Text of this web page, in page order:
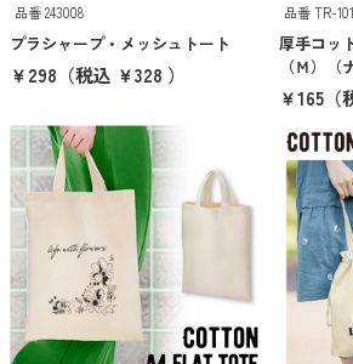
201〜300円
301〜400円
501円以上
希望価格帯から探す
品番 243008
プラシャープ・メッシュトート
￥298 （税込 ￥328 ）
品番 TR-
厚手コッ
（Ｍ）（
￥165